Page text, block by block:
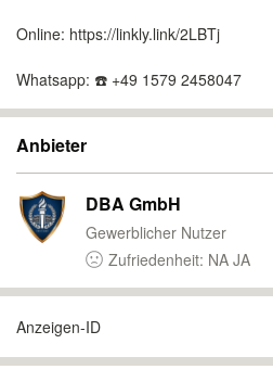
Online: https://linkly.link/2LBTj
Whatsapp: ☎️ +49 1579 2458047
Anbieter
DBA GmbH
Gewerblicher Nutzer
Zufriedenheit: NA JA
Anzeigen-ID